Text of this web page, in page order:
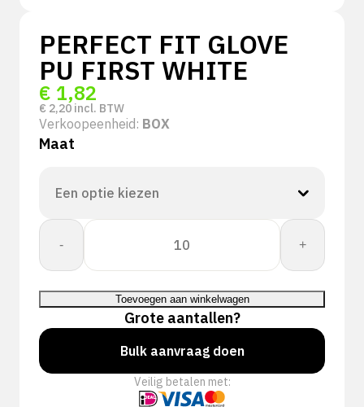
PERFECT FIT GLOVE
PU FIRST WHITE
€ 1,82
€ 2,20 incl. BTW
Verkoopeenheid: BOX
Maat
-
PERFECT
GLOVE
PU
FIRST
WHITE
aantal
+
Toevoegen aan winkelwagen
Grote aantallen?
Bulk aanvraag doen
Veilig betalen met: